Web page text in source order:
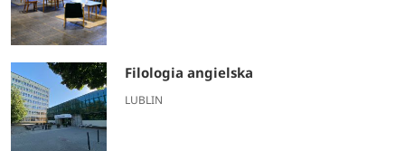
Filologia angielska
LUBLIN